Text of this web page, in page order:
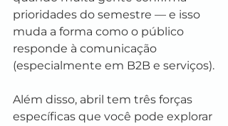
prioridades do semestre — e isso
muda a forma como o público
responde à comunicação
(especialmente em B2B e serviços).
Além disso, abril tem três forças
específicas que você pode explorar